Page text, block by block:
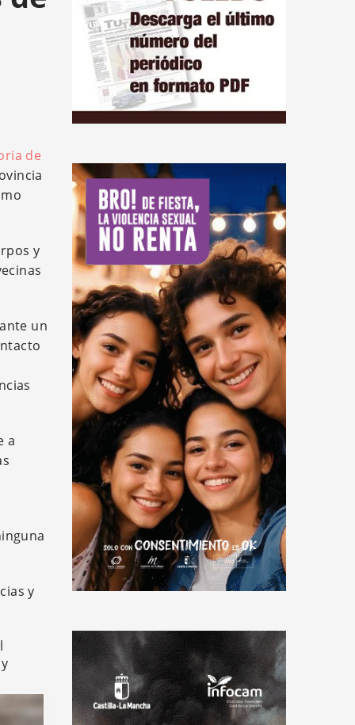
de
y
un
a
y